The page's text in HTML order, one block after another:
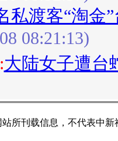
私渡客“淘金
08:21:13)
大陆女子遭台
站所刊载信息，不代表中